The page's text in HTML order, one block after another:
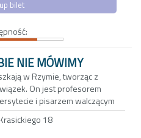
szokujący, emocjonalny
którym trudno dojść do
stawianie czoła
humorem i
urok karpackiego
tworzy wzruszający film o
i przemijaniu. Portret
są dla siebie wszystkim,
priorytetów i
z mniej
bilet
NIE MÓWIMY
w Rzymie, tworząc z
On jest profesorem
i pisarzem walczącym
Ona z kolei to
dziennikarka, której
18